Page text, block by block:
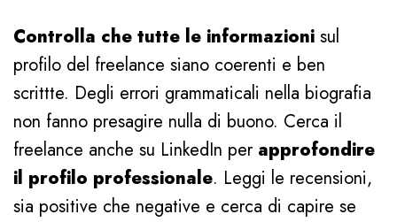
Controlla che tutte le informazioni sul
profilo del freelance siano coerenti e ben
scrittte. Degli errori grammaticali nella biografia
non fanno presagire nulla di buono. Cerca il
freelance anche su LinkedIn per approfondire
il profilo professionale. Leggi le recensioni,
sia positive che negative e cerca di capire se